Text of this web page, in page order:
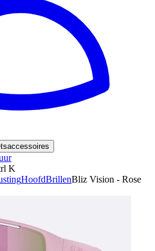
K
HoofdBrillenBliz Vision - Rose